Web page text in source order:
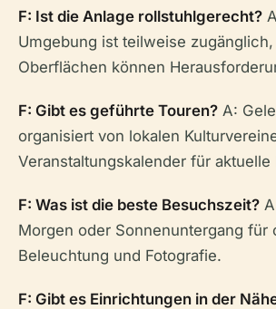
F: Ist die Anlage rollstuhlgerecht?
Umgebung ist teilweise
Oberflächen können
F: Gibt es geführte Touren? A:
organisiert von lokalen
Veranstaltungskalender für
F: Was ist die beste Besuchszeit?
Morgen oder Sonnenuntergang für
Beleuchtung und Fotografie.
F: Gibt es Einrichtungen in der